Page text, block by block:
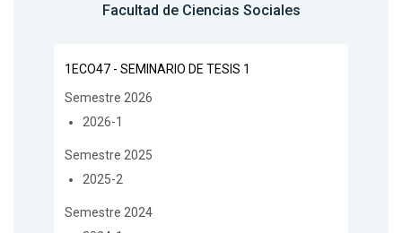
Facultad de Ciencias Sociales
1ECO47 - SEMINARIO DE TESIS 1
Semestre 2026
2026-1
Semestre 2025
2025-2
Semestre 2024